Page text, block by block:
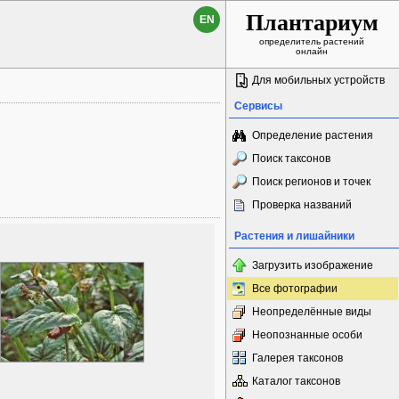
EN Плантариум
определитель растений
онлайн
Для мобильных устройств
Сервисы
Определение растения
Поиск таксонов
Поиск регионов и точек
Проверка названий
Растения и лишайники
Загрузить изображение
Все фотографии
Неопределённые виды
Неопознанные особи
Галерея таксонов
Каталог таксонов